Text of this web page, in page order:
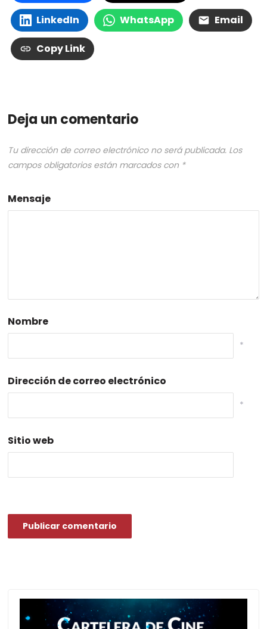
LinkedIn WhatsApp Email
Copy Link
Deja un comentario
Tu dirección de correo electrónico no será publicada. Los
campos obligatorios están marcados con *
Mensaje
Nombre
*
Dirección de correo electrónico
*
Sitio web